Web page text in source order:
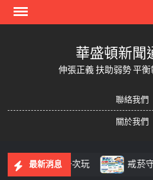
Skip
華盛頓新聞
伸張正義 扶助弱勢 平
聯絡我們
關於我們
最新消息
採果一次玩 戒菸守護全